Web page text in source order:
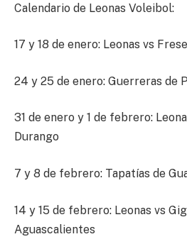
Calendario de Leonas Voleibol:
17 y 18 de enero: Leonas vs
24 y 25 de enero: Guerreras de
31 de enero y 1 de febrero:
Durango
7 y 8 de febrero: Tapatías de
14 y 15 de febrero: Leonas vs
Aguascalientes